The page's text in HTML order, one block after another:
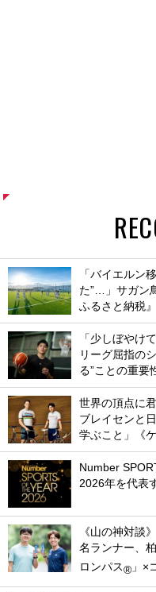
「バイエルン
た”…」サガン
ふるさと納税』
「少しぼやけ
リーグ屈指の
る”ことの重要
世界の頂点に
ブレイセンと
学ぶこと」《
Number
2026年を代表
《山の神対談
名ランナー、
ロンパス® 」×